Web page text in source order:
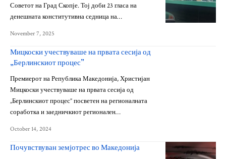
Советот на Град Скопје. Тој доби 23 гласа на
денешната конститутивна седница на…
November 7, 2025
Мицкоски учествуваше на првата сесија од
„Берлинскиот процес”
Премиерот на Република Македонија, Христијан
Мицкоски учествуваше на првата сесија од
„Берлинскиот процес” посветен на регионалната
соработка и заедничкиот регионален…
October 14, 2024
Почувствуван земјотрес во Македонија